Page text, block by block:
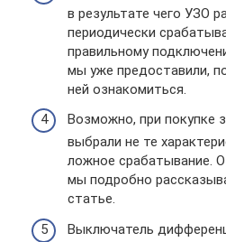
в результате чего УЗО
периодически
правильному
мы уже предоставили,
ней ознакомиться.
Возможно, при покупке
выбрали не те
ложное срабатывание.
мы подробно
статье.
Выключатель